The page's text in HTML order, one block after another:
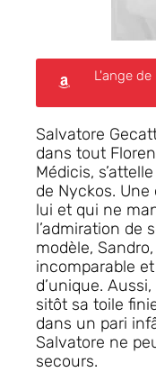
L'ange
Salvatore
dans tout
Médicis,
de Nyckos.
lui et qui ne
l’admiration de
modèle,
incomparable
d’unique.
sitôt sa toile
dans un pari
Salvatore ne
secours.